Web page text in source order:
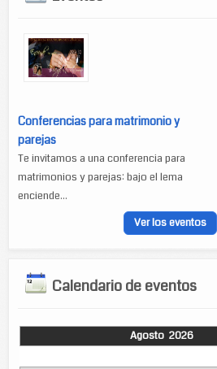
Conferencias para matrimonio y
parejas
Te invitamos a una conferencia para
matrimonios y parejas: bajo el lema
enciende...
Ver los eventos
Calendario de eventos
Agosto 2026